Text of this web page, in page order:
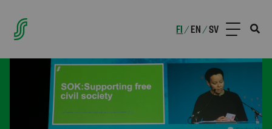
FI /EN /SV